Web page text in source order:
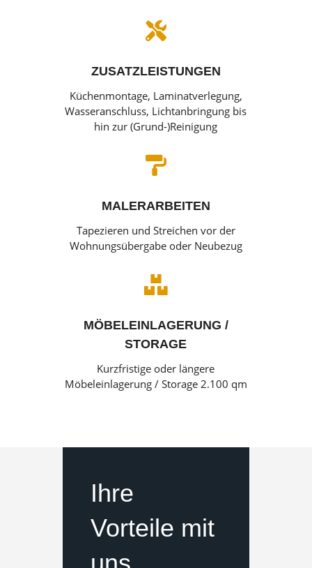

ZUSATZLEISTUNGEN
Küchenmontage, Laminatverlegung,
Wasseranschluss, Lichtanbringung bis
hin zur (Grund-)Reinigung

MALERARBEITEN
Tapezieren und Streichen vor der
Wohnungsübergabe oder Neubezug

MÖBELEINLAGERUNG /
STORAGE
Kurzfristige oder längere
Möbeleinlagerung / Storage 2.100 qm
Ihre
Vorteile mit